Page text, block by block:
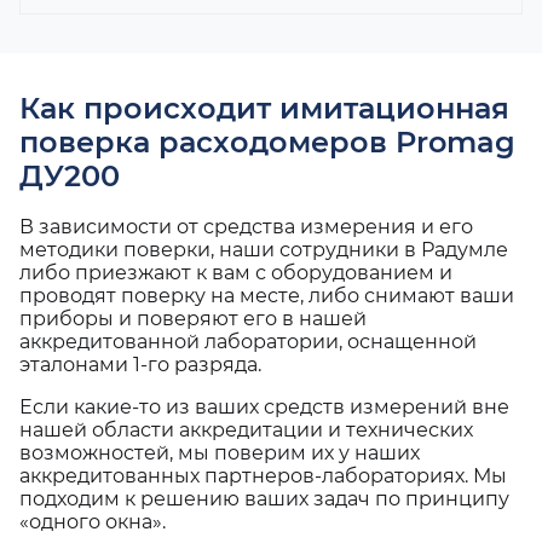
Как происходит имитационная
поверка расходомеров Promag
ДУ200
В зависимости от средства измерения и его
методики поверки, наши сотрудники в Радумле
либо приезжают к вам с оборудованием и
проводят поверку на месте, либо снимают ваши
приборы и поверяют его в нашей
аккредитованной лаборатории, оснащенной
эталонами 1-го разряда.
Если какие-то из ваших средств измерений вне
нашей области аккредитации и технических
возможностей, мы поверим их у наших
аккредитованных партнеров-лабораториях. Мы
подходим к решению ваших задач по принципу
«одного окна».